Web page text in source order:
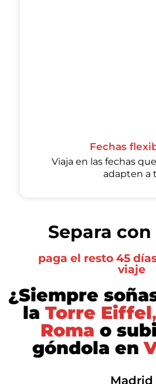
Fechas
Viaja en las fechas
adapten a
Separa con
paga el resto 45
viaje
¿Siempre
la Torre Eiffel,
Roma o
góndola en
Madrid